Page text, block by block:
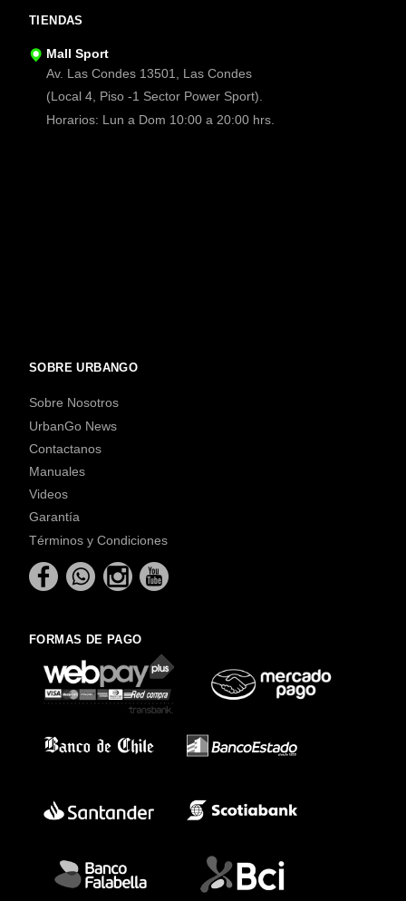
TIENDAS
Mall Sport
Av. Las Condes 13501, Las Condes
(Local 4, Piso -1 Sector Power Sport).
Horarios: Lun a Dom 10:00 a 20:00 hrs.
SOBRE URBANGO
Sobre Nosotros
UrbanGo News
Contactanos
Manuales
Videos
Garantía
Términos y Condiciones
FORMAS DE PAGO